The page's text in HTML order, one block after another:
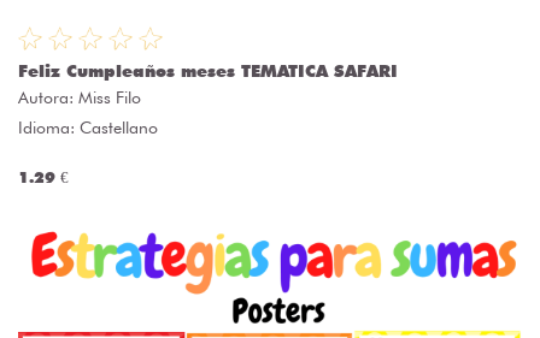
Feliz Cumpleaños meses TEMATICA SAFARI
Autora: Miss Filo
Idioma: Castellano
1.29 €